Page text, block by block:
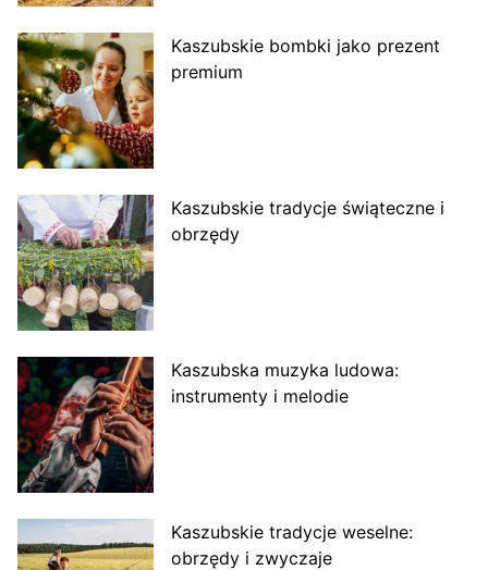
Kaszubskie bombki jako prezent
premium
Kaszubskie tradycje świąteczne i
obrzędy
Kaszubska muzyka ludowa:
instrumenty i melodie
Kaszubskie tradycje weselne:
obrzędy i zwyczaje